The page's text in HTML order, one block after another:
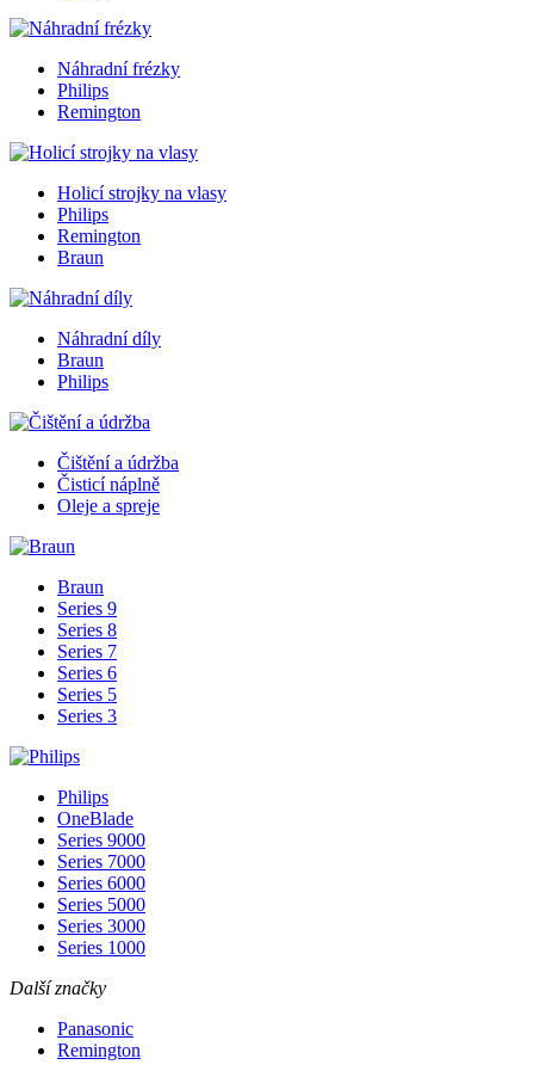
Náhradní frézky
Philips
Remington
Holicí strojky na vlasy
Philips
Remington
Braun
Náhradní díly
Braun
Philips
Čištění a údržba
Čisticí náplně
Oleje a spreje
Braun
Series 9
Series 8
Series 7
Series 6
Series 5
Series 3
Philips
OneBlade
Series 9000
Series 7000
Series 6000
Series 5000
Series 3000
Series 1000
Další značky
Panasonic
Remington